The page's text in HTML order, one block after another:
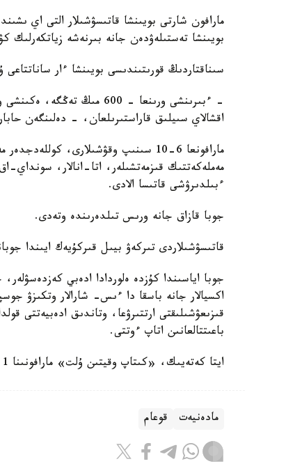
بويىنشا تەستىلەۋدەن جانە بىرنەشە زياتكەرلىك
سىناقتاردىڭ قورىتىندىسى بويىنشا ءار ساناتتاعى
اقشالاي سىيلىق قاراستىرىلعان، - دەلىنگەن
مارافونعا 6-10 سىنىپ وقۋشىلارى،
مەملەكەتتىك قىزمەتشىلەر، اتا-انالار، سونداي-
ءبىلدىرۋشى قاتىسا الادى.
جوبا قازاق جانە ورىس تىلدەرىندە وتەدى.
قاتىسۋشىلاردى تىركەۋ بيىل قىركۇيەك ايىندا
جوبا اياسىندا كۇزدە ەلوردادا ادەبي
اكسيالار جانە باسقا دا ءىس- شارالار وتكىزۋ
قىزىعۋشىلىقتى ارتتىرۋعا، وتاندىق ادەبيەتتى
باعىتتالعانىن اتاپ ءوتتى.
ايتا كەتەيىك، «كىتاپ وقيتىن ۇلت» مارافونىنا 1 ميلليوننان استام ادام قاتىسادى.
مادەنيەت قوعام